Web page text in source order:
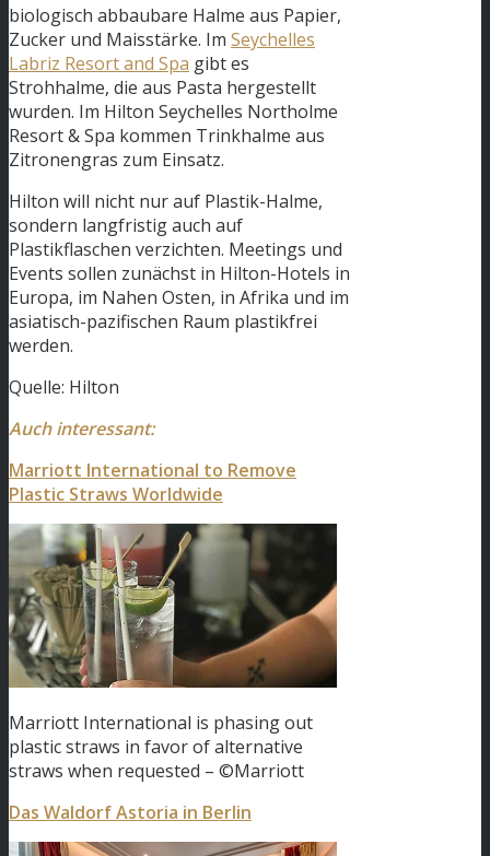
biologisch abbaubare Halme aus Papier,
Zucker und Maisstärke. Im Seychelles
Labriz Resort and Spa gibt es
Strohhalme, die aus Pasta hergestellt
wurden. Im Hilton Seychelles Northolme
Resort & Spa kommen Trinkhalme aus
Zitronengras zum Einsatz.
Hilton will nicht nur auf Plastik-Halme,
sondern langfristig auch auf
Plastikflaschen verzichten. Meetings und
Events sollen zunächst in Hilton-Hotels in
Europa, im Nahen Osten, in Afrika und im
asiatisch-pazifischen Raum plastikfrei
werden.
Quelle: Hilton
Auch interessant:
Marriott International to Remove
Plastic Straws Worldwide
Marriott International is phasing out
plastic straws in favor of alternative
straws when requested – ©Marriott
Das Waldorf Astoria in Berlin